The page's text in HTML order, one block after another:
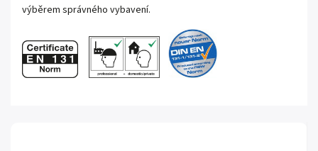
výběrem správného vybavení.